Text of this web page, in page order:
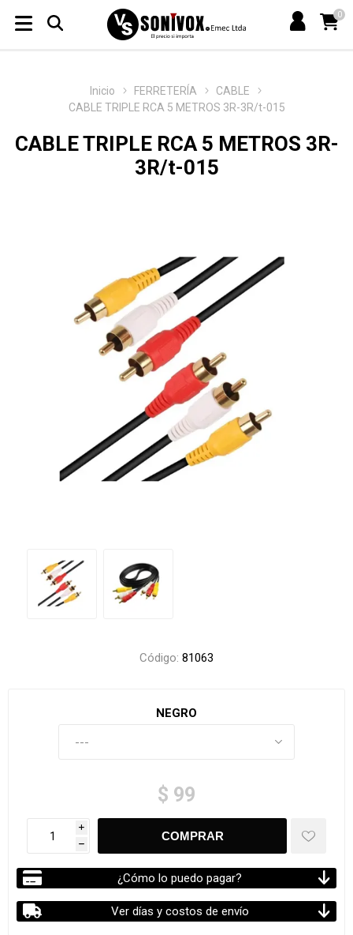
0
Inicio FERRETERÍA
CABLE
CABLE TRIPLE RCA 5 METROS 3R-3R/t-015
CABLE TRIPLE RCA 5 METROS 3R-
3R/t-015
Código: 81063
NEGRO
$ 99
i
h
¿Cómo lo puedo pagar?
Ver días y costos de envío